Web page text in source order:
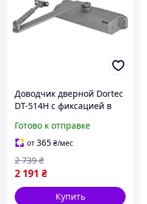
Доводчик дверной Dortec
DT-514H с фиксацией в
85 кг 248x45x72 мм
серебро buzyna
Готово к отправке
от365₴/мес
2 191 ₴
2 739 ₴
Купить